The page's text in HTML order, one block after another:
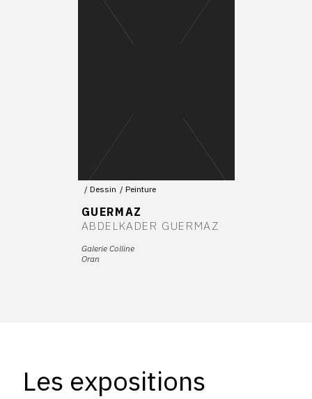
Dessin Peinture
GUERMAZ
ABDELKADER GUERMAZ
Galerie Colline
Oran
Les expositions